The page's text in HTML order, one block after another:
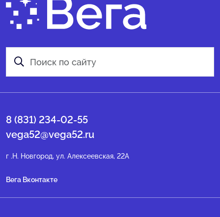
8 (831) 234-02-55
vega52@vega52.ru
г .Н. Новгород, ул. Алексеевская, 22А
Вега Вконтакте